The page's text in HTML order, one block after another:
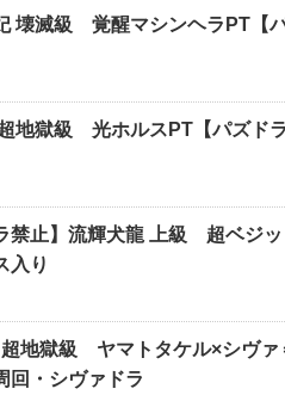
壊滅級 覚醒マシンヘラPT【
地獄級 光ホルスPT【パズドラ
禁止】流輝犬龍 上級 超ベジッ
入り
地獄級 ヤマトタケル×シヴァ
回・シヴァドラ